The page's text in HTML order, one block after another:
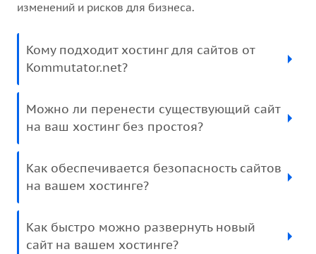
изменений и рисков для бизнеса.
Кому подходит хостинг для сайтов от
Kommutator.net?
Можно ли перенести существующий сайт
на ваш хостинг без простоя?
Как обеспечивается безопасность сайтов
на вашем хостинге?
Как быстро можно развернуть новый
сайт на вашем хостинге?